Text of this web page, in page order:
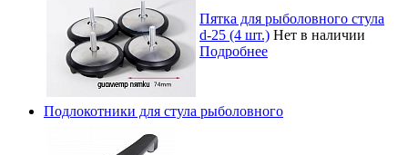
Пятка для рыболовного стула
d-25 (4 шт.) Нет в наличии
Подробнее
Подлокотники для стула рыболовного